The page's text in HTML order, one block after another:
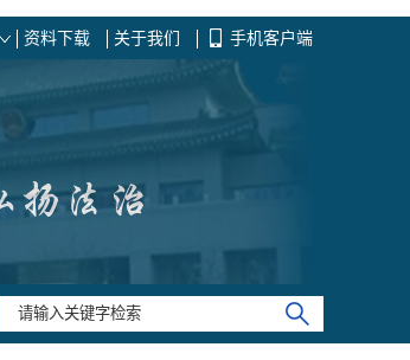
资料下载 关于我们 手机客户端